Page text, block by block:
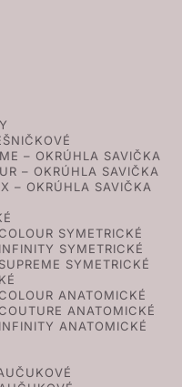
– OKRÚHLA SAVIČKA
– OKRÚHLA SAVIČKA
– OKRÚHLA SAVIČKA
SYMETRICKÉ
SYMETRICKÉ
SYMETRICKÉ
ANATOMICKÉ
ANATOMICKÉ
ANATOMICKÉ